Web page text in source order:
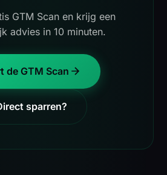
GTM Scan en krijg een
advies in 10 minuten.
de GTM Scan
sparren?